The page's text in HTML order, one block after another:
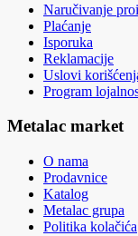
Naručivanje
Plaćanje
Isporuka
Reklamacije
Uslovi
Program
Metalac market
O nama
Prodavnice
Katalog
Metalac grupa
Politika kolačića